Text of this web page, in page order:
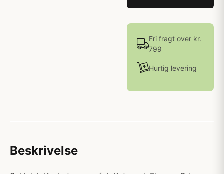
Fri fragt over kr.
799
Hurtig levering
Beskrivelse